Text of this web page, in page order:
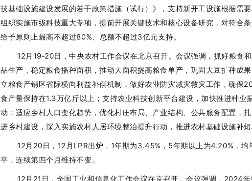
技基础设施建设发展的若干政策措施（试行）》，支持新开工设施根据需
组织实施市级科技重大专项，提前开展关键技术和核心设备研究，对符合
给予原则上最高不超过80%、总额不超过3亿元支持。
12月19-20日，中央农村工作会议在北京召开。会议强调，抓好粮食
品生产，稳定粮食播种面积，推动大面积提高粮食单产，巩固大豆扩种成
立粮食产销区省际横向利益补偿机制，做好农业防灾减灾救灾工作，确保
食产量保持在1.3万亿斤以上；支持农业科技创新平台建设，加快推进种业
动；适应乡村人口变化趋势，优化村庄布局、产业结构、公共服务配置，
进乡村建设，深入实施农村人居环境整治提升行动，推进农村基础设施补
12月20日，12月LPR出炉，1年期为3.45%，5年期以上为4.20%，均
平，连续第四个月维持不变。
12月21日，全国工业和信息化工作会议在京召开。会议强调，2024